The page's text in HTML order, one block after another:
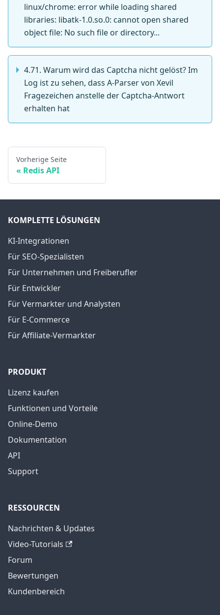
linux/chrome: error while loading shared
libraries: libatk-1.0.so.0: cannot open shared
object file: No such file or directory...
4.71. Warum wird das Captcha nicht gelöst? Im
Log ist zu sehen, dass A-Parser von Xevil
Fragezeichen anstelle der Captcha-Antwort
erhalten hat
Vorherige Seite
Redis API
KOMPLETTE LÖSUNGEN
KI-Integrationen
Für SEO-Spezialisten
Für Unternehmen und Freiberufler
Für Entwickler
Für Vermarkter und Analysten
Für E-Commerce
Für Affiliate-Vermarkter
PRODUKT
Lizenz kaufen
Funktionen und Vorteile
Online-Demo
Dokumentation
API
Support
RESSOURCEN
Nachrichten & Updates
Video-Tutorials
Forum
Bewertungen
Kundenbereich